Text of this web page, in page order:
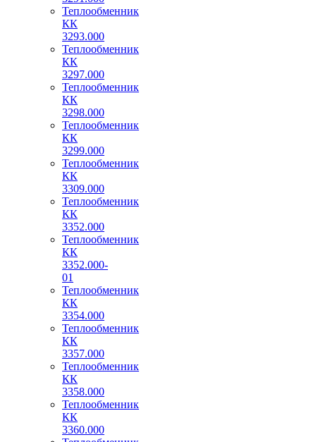
Теплообменник
КК
3293.000
Теплообменник
КК
3297.000
Теплообменник
КК
3298.000
Теплообменник
КК
3299.000
Теплообменник
КК
3309.000
Теплообменник
КК
3352.000
Теплообменник
КК
3352.000-
01
Теплообменник
КК
3354.000
Теплообменник
КК
3357.000
Теплообменник
КК
3358.000
Теплообменник
КК
3360.000